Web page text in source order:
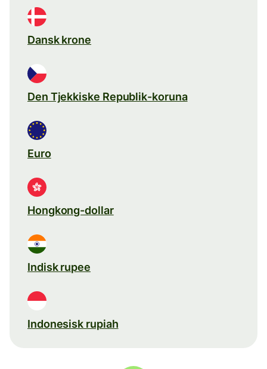
Dansk krone
Den Tjekkiske Republik-koruna
Euro
Hongkong-dollar
Indisk rupee
Indonesisk rupiah